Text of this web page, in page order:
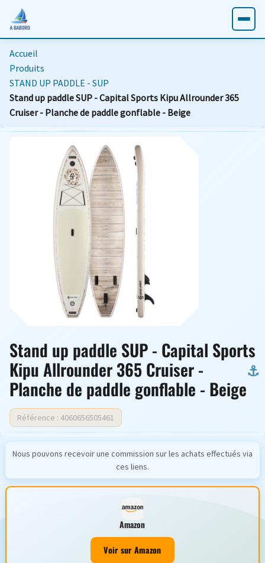
Accueil
Produits
STAND UP PADDLE - SUP
Stand up paddle SUP - Capital Sports Kipu Allrounder 365
Cruiser - Planche de paddle gonflable - Beige
Stand up paddle SUP - Capital Sports
Kipu Allrounder 365 Cruiser -
Planche de paddle gonflable - Beige
Référence : 4060656505461
Nous pouvons recevoir une commission sur les achats effectués via
ces liens.
Amazon
Voir sur Amazon